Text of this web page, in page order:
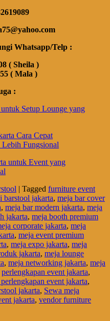
Whatsapp/Telp :
( Sheila )
( Mala )
:
Setup Lounge yang
Cara Cepat
Fungsional
untuk Event yang
| Tagged furniture event
barstool jakarta, meja bar cover
, meja bar modern jakarta, meja
jakarta, meja booth premium
corporate jakarta, meja
, meja event premium
, meja expo jakarta, meja
jakarta, meja lounge
, meja networking jakarta, meja
perlengkapan event jakarta,
event jakarta,
jakarta, Sewa meja
jakarta, vendor furniture